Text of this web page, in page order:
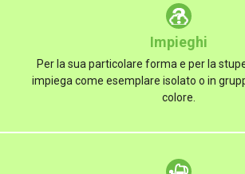
Impieghi
Per la sua particolare forma e per la
impiega come esemplare isolato o in
colore.